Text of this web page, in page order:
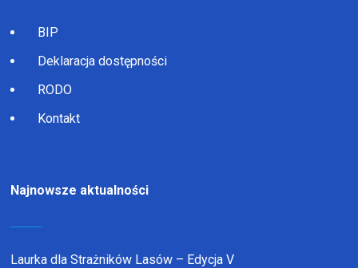
BIP
Deklaracja dostępności
RODO
Kontakt
Najnowsze aktualności
Laurka dla Strażników Lasów – Edycja V